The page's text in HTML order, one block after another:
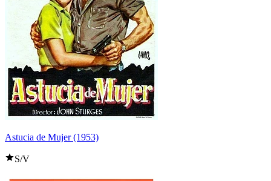
Astucia de Mujer (1953)
S/V